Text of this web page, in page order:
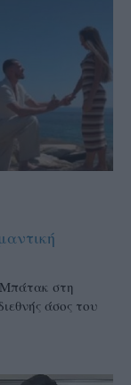
στη
άσος του